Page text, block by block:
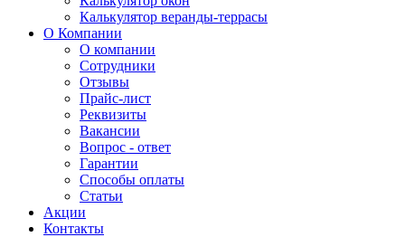
Калькулятор веранды-террасы
О Компании
О компании
Сотрудники
Отзывы
Прайс-лист
Реквизиты
Вакансии
Вопрос - ответ
Гарантии
Способы оплаты
Статьи
Акции
Контакты